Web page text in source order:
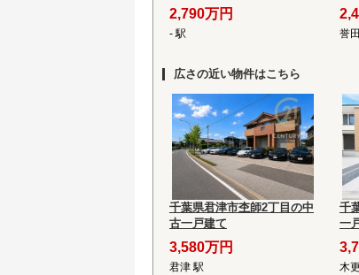
2,790万円
- 駅 誉
広さの近い物件はこちら
千葉県君津市杢師2丁目の中
古一戸建て
3,580万円
君津 駅
千
一
木